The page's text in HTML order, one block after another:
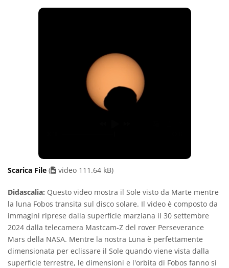
Scarica File ( video 111.64 kB)
Didascalia: Questo video mostra il Sole visto da Marte mentre
la luna Fobos transita sul disco solare. Il video è composto da
immagini riprese dalla superficie marziana il 30 settembre
2024 dalla telecamera Mastcam-Z del rover Perseverance
Mars della NASA. Mentre la nostra Luna è perfettamente
dimensionata per eclissare il Sole quando viene vista dalla
superficie terrestre, le dimensioni e l'orbita di Fobos fanno sì